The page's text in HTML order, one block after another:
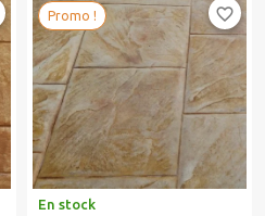
favorite_border
En stock
Promo !